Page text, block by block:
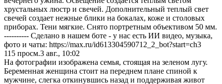
хрустальных люстр и свечей. Дополнительный теплый свет
свечей создает нежные блики на бокалах, коже и столовых
приборах. Тени мягкие. Снято портретным объективом 50 мм.
---------- Сделано в нашем боте - у нас есть ИИ видео, музыка,
фото и чаты: https://max.ru/id613304590712_2_bot?start=ch3
115 просм.3 авг., 10:02
На фотографии изображена семья, стоящая на зеленом лугу.
Беременная женщина стоит на переднем плане спиной к
мужчине, слегка откинувшись назад и поддерживая живот